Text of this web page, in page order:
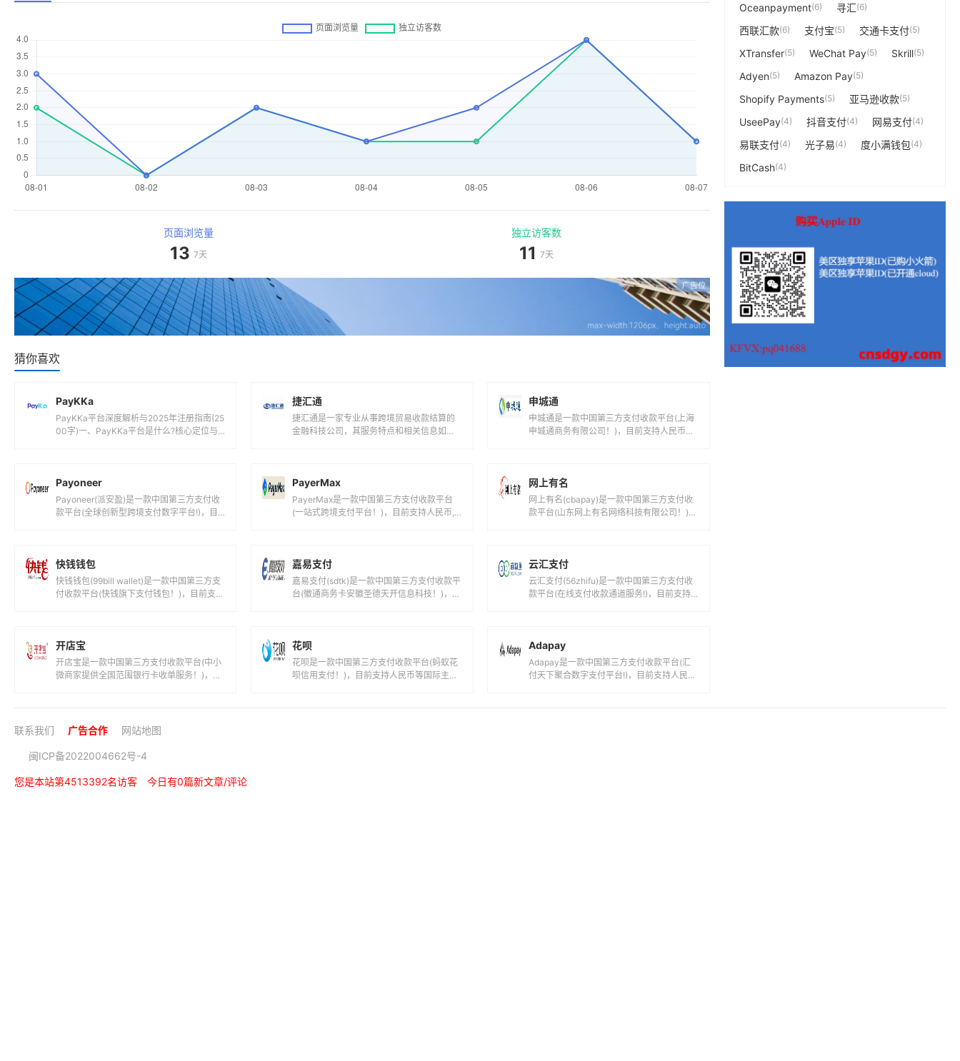
页面浏览量
13 7天 11 7天
猜你喜欢
PayKKa
PayKKa平台深度解析与2025年注册指南(25
功能解析1.1 平台背景...
捷汇通
捷汇通是一家专业从事跨境贸易收款结算的
申城通是一款中国第三方支付收款平台(上海
Payoneer
Payoneer(派安盈)是一款中国第三方支付收
款平台(全球创新型跨境支付数字平台!)，目
PayerMax
PayerMax是一款中国第三方支付收款平台
(一站式跨境支付平台！)，目前支持人民币,
网上有名
网上有名(cbapay)是一款中国第三方支付收
款平台(山东网上有名网络科技有限公司！)，
快钱钱包
快钱钱包(99bill wallet)是一款中国第三方支
付收款平台(快钱旗下支付钱包！)，目前支持
嘉易支付
嘉易支付(sdtk)是一款中国第三方支付收款平
台(徽通商务卡安徽圣德天开信息科技！)，目
云汇支付
云汇支付(56zhifu)是一款中国第三方支付收
款平台(在线支付收款通道服务!)，目前支持
开店宝
开店宝是一款中国第三方支付收款平台(中小
微商家提供全国范围银行卡收单服务！)，目
花呗
花呗是一款中国第三方支付收款平台(蚂蚁花
呗信用支付！)，目前支持人民币等国际主流
Adapay
Adapay是一款中国第三方支付收款平台(汇
付天下聚合数字支付平台!)，目前支持人民
Oceanpayment(6) 寻汇(6)
西联汇款(6) 支付宝(5) 交通卡支付(5)
XTransfer(5) WeChat Pay(5) Skrill(5)
Adyen(5) Amazon Pay(5)
Shopify Payments(5) 亚马逊收款(5)
UseePay(4) 抖音支付(4) 网易支付(4)
易联支付(4) 光子易(4) 度小满钱包(4)
BitCash(4)
联系我们 广告合作
闽ICP备2022004662号-4